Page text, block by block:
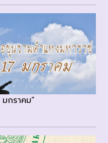
กราคม”